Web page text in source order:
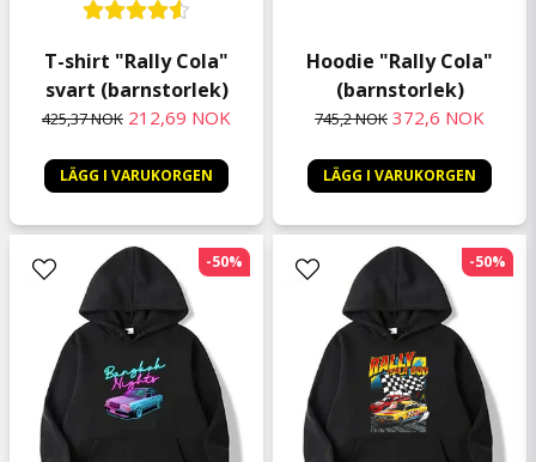
T-shirt "Rally Cola"
svart (barnstorlek)
425,37 NOK 212,69 NOK
LÄGG I VARUKORGEN
Hoodie "Rally Cola"
(barnstorlek)
745,2 NOK 372,6 NOK
LÄGG I VARUKORGEN
-50% -50%